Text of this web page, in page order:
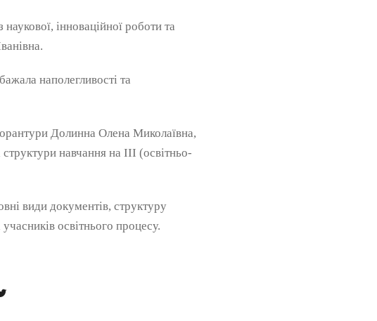
інноваційної роботи та
наполегливості та
Долинна Олена Миколаївна,
навчання на ІІІ (освітньо-
види документів, структуру
освітнього процесу.